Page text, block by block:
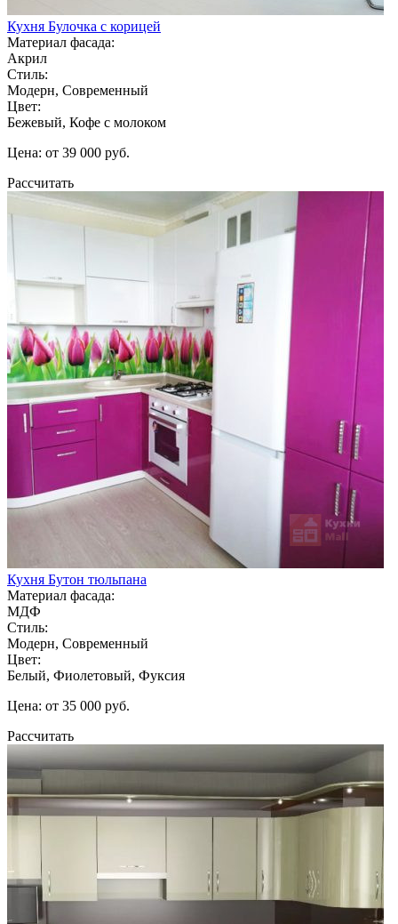
Кухня Булочка с корицей
Материал фасада:
Акрил
Стиль:
Модерн, Современный
Цвет:
Бежевый, Кофе с молоком
Цена: от 39 000 руб.
Рассчитать
Кухня Бутон тюльпана
Материал фасада:
МДФ
Стиль:
Модерн, Современный
Цвет:
Белый, Фиолетовый, Фуксия
Цена: от 35 000 руб.
Рассчитать